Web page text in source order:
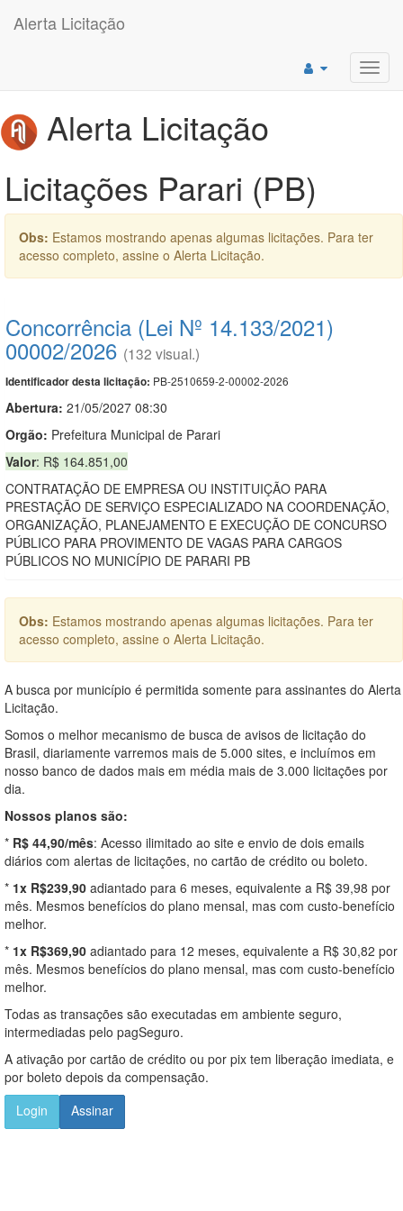
Alerta Licitação
Alerta Licitação
Licitações Parari (PB)
Obs: Estamos mostrando apenas algumas licitações. Para ter
acesso completo, assine o Alerta Licitação.
Concorrência (Lei Nº 14.133/2021)
00002/2026 (132 visual.)
Identificador desta licitação: PB-2510659-2-00002-2026
Abertura: 21/05/2027 08:30
Orgão: Prefeitura Municipal de Parari
Valor: R$ 164.851,00
CONTRATAÇÃO DE EMPRESA OU INSTITUIÇÃO PARA
PRESTAÇÃO DE SERVIÇO ESPECIALIZADO NA COORDENAÇÃO,
ORGANIZAÇÃO, PLANEJAMENTO E EXECUÇÃO DE CONCURSO
PÚBLICO PARA PROVIMENTO DE VAGAS PARA CARGOS
PÚBLICOS NO MUNICÍPIO DE PARARI PB
Obs: Estamos mostrando apenas algumas licitações. Para ter
acesso completo, assine o Alerta Licitação.
A busca por município é permitida somente para assinantes do Alerta
Licitação.
Somos o melhor mecanismo de busca de avisos de licitação do
Brasil, diariamente varremos mais de 5.000 sites, e incluímos em
nosso banco de dados mais em média mais de 3.000 licitações por
dia.
Nossos planos são:
* R$ 44,90/mês: Acesso ilimitado ao site e envio de dois emails
diários com alertas de licitações, no cartão de crédito ou boleto.
* 1x R$239,90 adiantado para 6 meses, equivalente a R$ 39,98 por
mês. Mesmos benefícios do plano mensal, mas com custo-benefício
melhor.
* 1x R$369,90 adiantado para 12 meses, equivalente a R$ 30,82 por
mês. Mesmos benefícios do plano mensal, mas com custo-benefício
melhor.
Todas as transações são executadas em ambiente seguro,
intermediadas pelo pagSeguro.
A ativação por cartão de crédito ou por pix tem liberação imediata, e
por boleto depois da compensação.
Login
Assinar